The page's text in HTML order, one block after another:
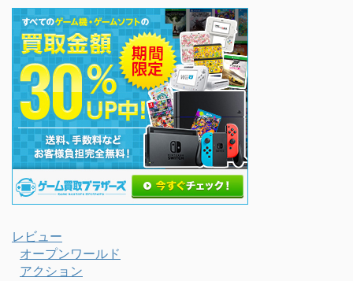
レビュー
オープンワールド
アクション